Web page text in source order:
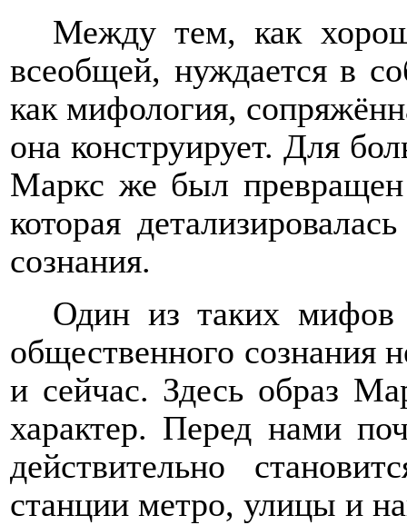
Между тем, как
всеобщей, нуждается в
как мифология,
она конструирует. Для
Маркс же был превращен
которая
сознания.
Один из таких мифов
общественного сознания
и сейчас. Здесь образ
характер. Перед нами
действительно
станции метро, улицы и